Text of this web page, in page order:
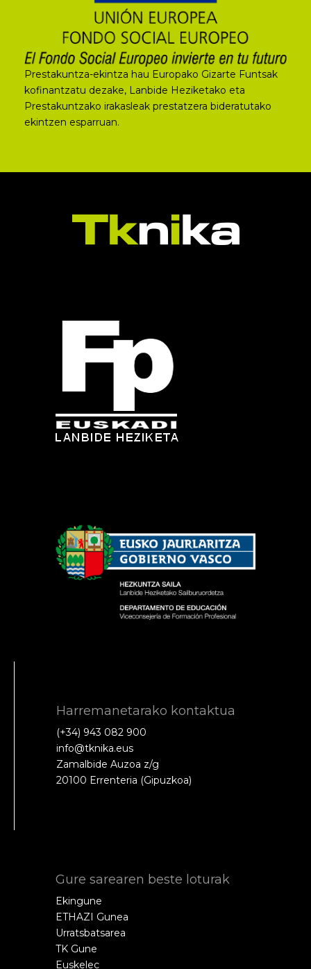
Prestakuntza-ekintza hau Europako Gizarte Funtsak
kofinantzatu dezake, Lanbide Heziketako eta
Prestakuntzako irakasleak prestatzera bideratutako
ekintzen esparruan.
Harremanetarako kontaktua
(+34) 943 082 900
info@tknika.eus
Zamalbide Auzoa z/g
20100 Errenteria (Gipuzkoa)
Gure sarearen beste loturak
Ekingune
ETHAZI Gunea
Urratsbatsarea
TK Gune
Euskelec